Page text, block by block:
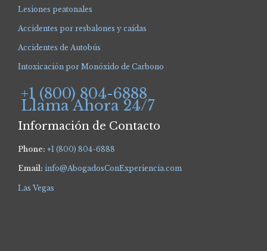
Lesiones peatonales
Accidentes por resbalones y caídas
Accidentes de Autobús
Intoxicación por Monóxido de Carbono
+1 (800) 804-6888
Llama Ahora 24/7
Información de Contacto
Phone: +1 (800) 804-6888
Email: info@AbogadosConExperiencia.com
Las Vegas